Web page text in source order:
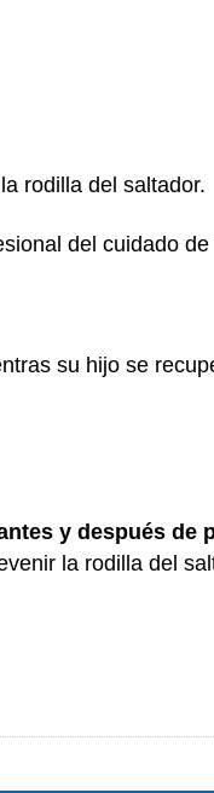
rodilla del saltador.
del cuidado
su hijo se
y después de
la rodilla del